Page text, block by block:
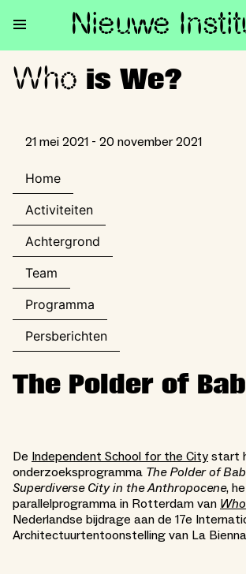
Nieuwe
Who is We?
Who is We?
21 mei 2021 - 20 november 2021
Home
Activiteiten
Achtergrond
Team
Programma
Persberichten
The Polder of
De Independent School for the City start
onderzoeksprogramma The Polder of
Superdiverse City in the Anthropocene,
parallelprogramma in Rotterdam van
Nederlandse bijdrage aan de 17e
Architectuurtentoonstelling van La